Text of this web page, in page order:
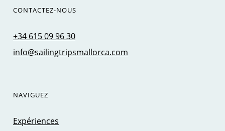
CONTACTEZ-NOUS
+34 615 09 96 30
info@sailingtripsmallorca.com
NAVIGUEZ
Expériences